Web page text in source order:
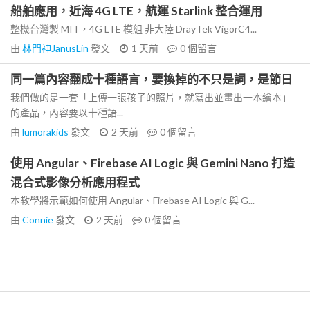
船舶應用，近海 4G LTE，航運 Starlink 整合運用
整機台灣製 MIT，4G LTE 模組 非大陸 DrayTek VigorC4...
由 林門神JanusLin 發文 1 天前 0個留言
同一篇內容翻成十種語言，要換掉的不只是詞，是節日
我們做的是一套「上傳一張孩子的照片，就寫出並畫出一本繪本」
的產品，內容要以十種語...
由 lumorakids 發文 2 天前 0個留言
使用 Angular、Firebase AI Logic 與 Gemini Nano 打造
混合式影像分析應用程式
本教學將示範如何使用 Angular、Firebase AI Logic 與 G...
由 Connie發文 2 天前 0個留言